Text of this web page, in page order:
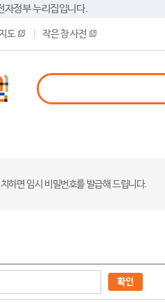
자정부 누리집입니다.
도 작은 창 사전
하면 임시 비밀번호를 발급해 드립니다.
확인